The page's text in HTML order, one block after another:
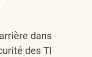
dans
des TI